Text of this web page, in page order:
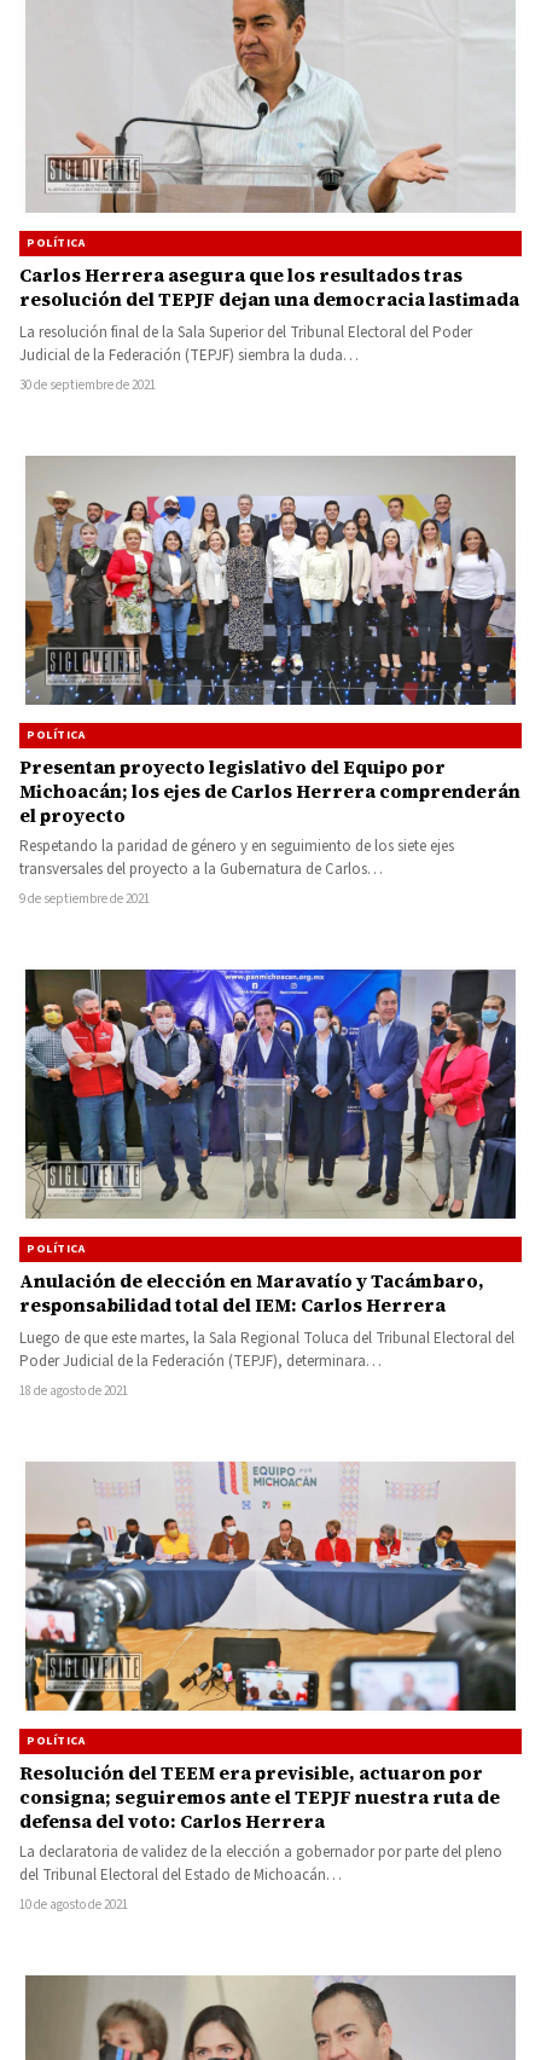
POLÍTICA
Carlos Herrera asegura que los resultados tras
resolución del TEPJF dejan una democracia lastimada
La resolución final de la Sala Superior del Tribunal Electoral del Poder
Judicial de la Federación (TEPJF) siembra la duda…
30 de septiembre de 2021
POLÍTICA
Presentan proyecto legislativo del Equipo por
Michoacán; los ejes de Carlos Herrera comprenderán
el proyecto
Respetando la paridad de género y en seguimiento de los siete ejes
transversales del proyecto a la Gubernatura de Carlos…
9 de septiembre de 2021
POLÍTICA
Anulación de elección en Maravatío y Tacámbaro,
responsabilidad total del IEM: Carlos Herrera
Luego de que este martes, la Sala Regional Toluca del Tribunal Electoral del
Poder Judicial de la Federación (TEPJF), determinara…
18 de agosto de 2021
POLÍTICA
Resolución del TEEM era previsible, actuaron por
consigna; seguiremos ante el TEPJF nuestra ruta de
defensa del voto: Carlos Herrera
La declaratoria de validez de la elección a gobernador por parte del pleno
del Tribunal Electoral del Estado de Michoacán…
10 de agosto de 2021